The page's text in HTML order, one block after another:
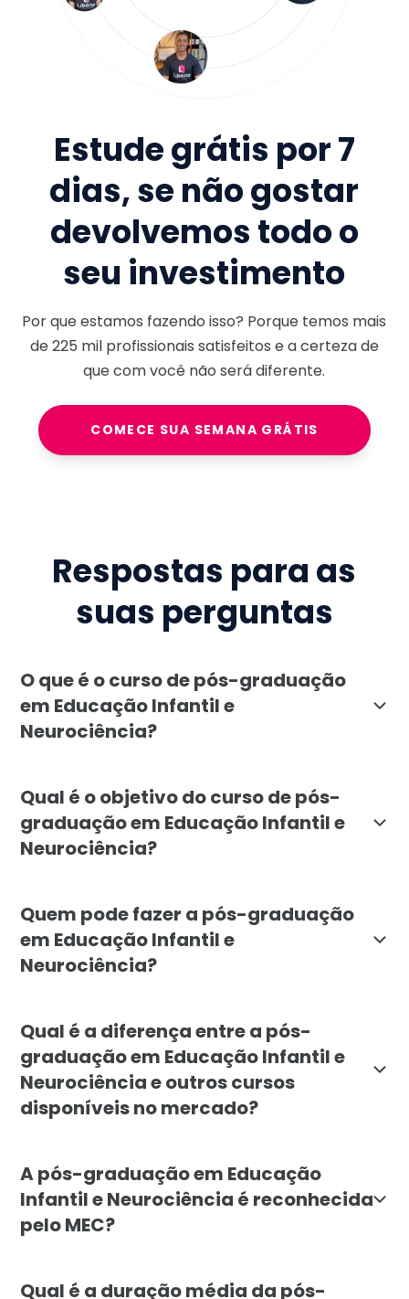
Estude grátis por 7
dias, se não gostar
devolvemos todo o
seu investimento
Por que estamos fazendo isso? Porque temos mais
de225 milprofissionais satisfeitos e a certeza de
que com você não será diferente.
COMECE SUA SEMANA GRÁTIS
Respostas para as
suas perguntas
O que é o curso de pós-graduação
em Educação Infantil e
Neurociência?
Qual é o objetivo do curso de pós-
graduação em Educação Infantil e
Neurociência?
Quem pode fazer a pós-graduação
em Educação Infantil e
Neurociência?
Qual é a diferença entre a pós-
graduação em Educação Infantil e
Neurociência e outros cursos
disponíveis no mercado?
A pós-graduação em Educação
Infantil e Neurociência é reconhecida
pelo MEC?
Qual é a duração média da pós-